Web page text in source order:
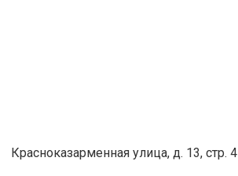
Красноказарменная улица, д. 13, стр. 4